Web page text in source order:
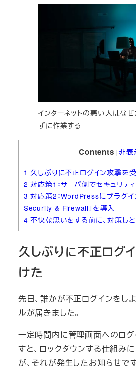
インターネットの悪い人はな
ずに作業する
Contents [非表
1 久しぶりに不正ログイン攻撃を
2 対応策1：サーバ側でセキュリテ
3 対応策2：WordPressにプラグ
Security & Firewall」を導入
4 不快な思いをする前に、対策しと
久しぶりに不正ログ
けた
先日、誰かが不正ログインをし
ルが届きました。
一定時間内に管理画面へのロ
すと、ロックダウンする仕組み
が、それが発生したお知らせです